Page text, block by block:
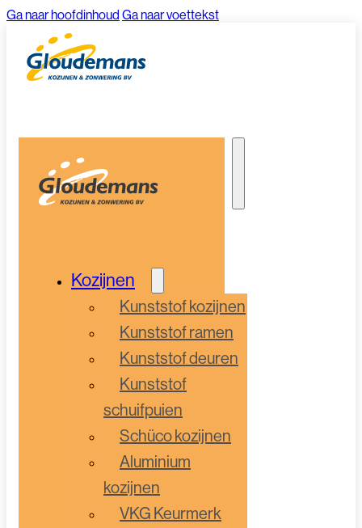
Ga naar hoofdinhoud Ga naar voettekst
Kozijnen
Kunststof kozijnen
Kunststof ramen
Kunststof deuren
Kunststof
schuifpuien
Schüco kozijnen
Aluminium
kozijnen
VKG Keurmerk